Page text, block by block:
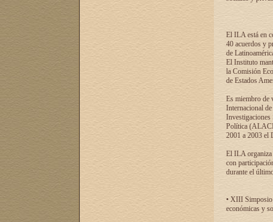
El ILA está en
40 acuerdos y
de
El Instituto
la Comisión
de Estados
Es miembro de
Internacional
Investigaciones
Política
2001 a 2003 el
El ILA organiza
con
durante el
• XIII Simposio
económicas y